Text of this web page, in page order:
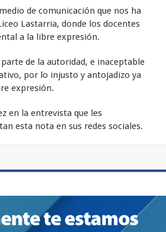
arriba/abajo
para
disminuir
el
de comunicación que nos ha
Lastarria, donde los docentes
a la libre expresión.
de la autoridad, e inaceptable
por lo injusto y antojadizo ya
expresión.
en la entrevista que les
esta nota en sus redes sociales.